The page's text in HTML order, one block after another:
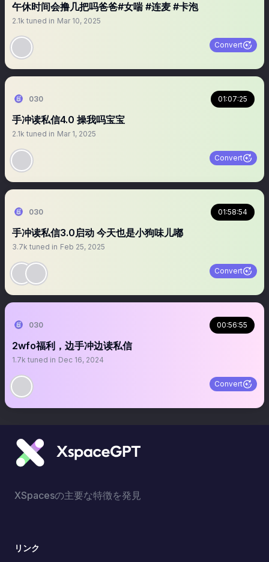
午休时间会撸几把吗爸爸#女喘 #连麦 #卡泡
2.1k tuned in Mar 10, 2025
Convert
030 01:07:25
手冲读私信4.0 操我吗宝宝
2.1k tuned in Mar 1, 2025
Convert
030 01:58:54
手冲读私信3.0启动 今天也是小狗味儿嘟
3.7k tuned in Feb 25, 2025
Convert
030 00:56:55
2wfo福利，边手冲边读私信
1.7k tuned in Dec 16, 2024
Convert
XSpacesの主要な特徴を発見
リンク